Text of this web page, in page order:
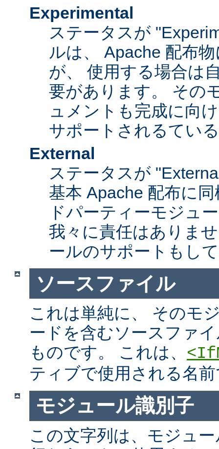
Experimental
ステータスが
ルは、 Apache 配布
が、 使用する場合は
要があります。 その
ュメントも完成に向
サポートされるてい
External
ステータスが
基本 Apache 配布に
ドパーティーモジュ
我々に責任はありま
ールのサポートもし
ソースファイル
これは単純に、 そのモ
ードを含むソースファ
ものです。 これは、
ティブで使用される名
モジュール識別子
この文字列は、モジュ